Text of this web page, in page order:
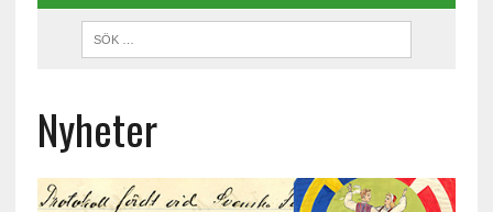
Nyheter